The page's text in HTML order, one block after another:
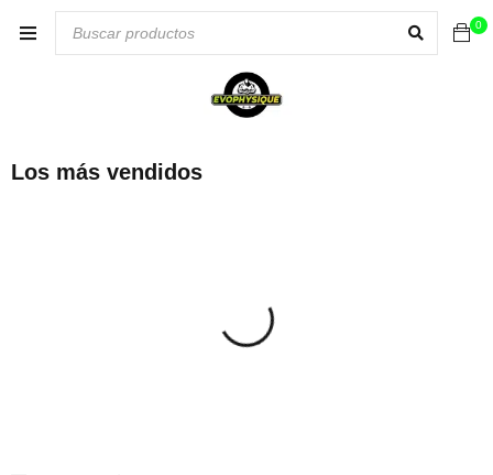
0
Los más vendidos